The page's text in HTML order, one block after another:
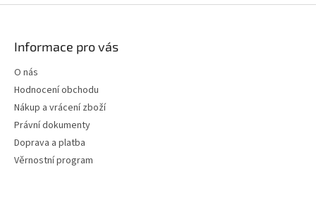
l
Informace pro vás
O nás
Hodnocení obchodu
Nákup a vrácení zboží
Právní dokumenty
Doprava a platba
Věrnostní program